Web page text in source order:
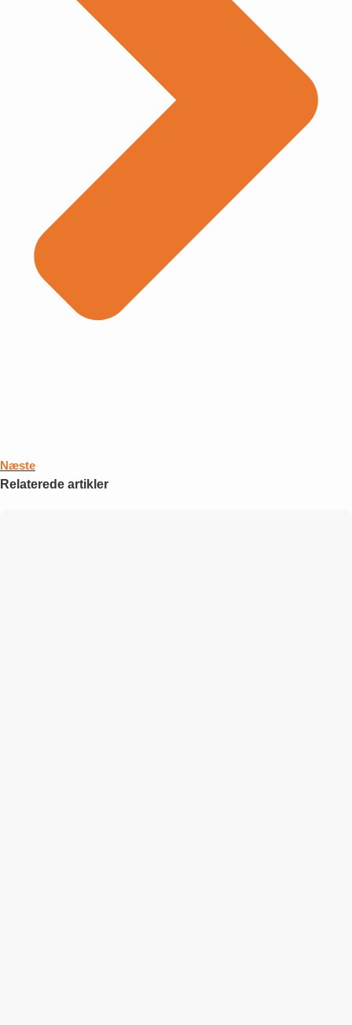
Næste
Relaterede artikler